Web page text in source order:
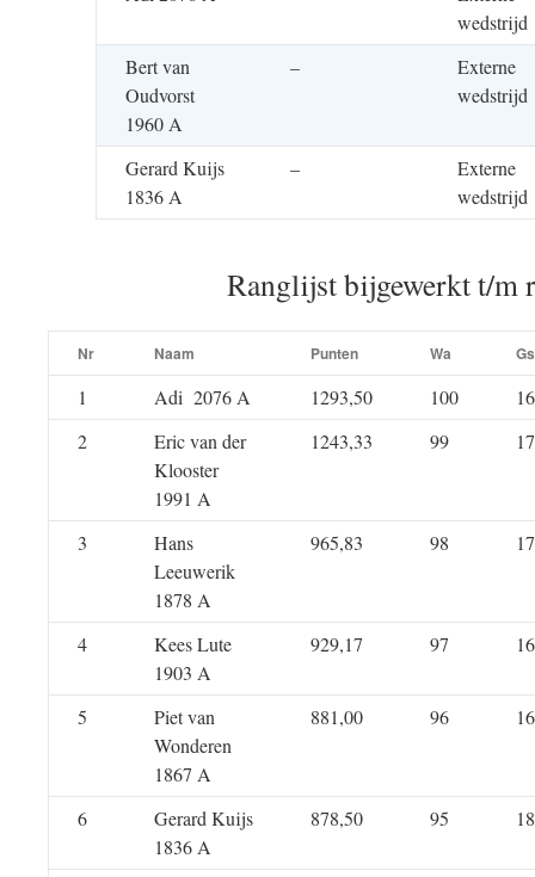
wedstrijd
Bert van
Oudvorst
1960 A
–
Externe
wedstrijd
Gerard Kuijs
1836 A
–
Externe
wedstrijd
Ranglijst bijgewerkt t/m
Nr Naam Punten Wa
1 Adi 2076 A 1293,50 100
16
2
Eric van der
Klooster
1991 A
1243,33 99 17
3
Hans
Leeuwerik
1878 A
965,83 98 17
4
Kees Lute
1903 A
929,17 97 16
5
Piet van
Wonderen
1867 A
881,00 96 16
6
Gerard Kuijs
1836 A
878,50 95 18